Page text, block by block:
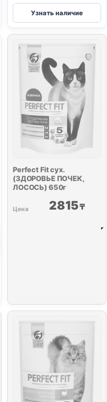
Perfect
Fit
сух.
ШЕРСТИ,
ЛОСОСЬ)
650г
Узнать наличие
Perfect Fit сух.
(ЗДОРОВЬЕ ПОЧЕК,
ЛОСОСЬ) 650г
2815₸